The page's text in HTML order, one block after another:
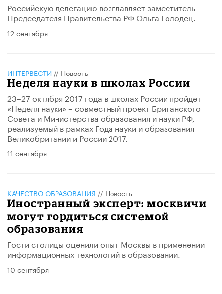
​Российскую делегацию возглавляет заместитель
Председателя Правительства РФ Ольга Голодец​.
12 сентября
ИНТЕРВЕСТИ // Новость
Неделя науки в школах России
23–27 октября 2017 года в школах России пройдет
«Неделя науки» – совместный проект Британского
Совета и Министерства образования и науки РФ,
реализуемый в рамках Года науки и образования
Великобритании и России 2017.
11 сентября
КАЧЕСТВО ОБРАЗОВАНИЯ // Новость
Иностранный эксперт: москвичи
могут гордиться системой
образования
Гости столицы оценили опыт Москвы в применении
информационных технологий в образовании.
10 сентября